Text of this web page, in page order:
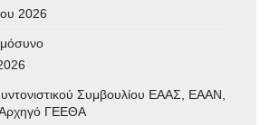
2026
Συμβουλίου ΕΑΑΣ, ΕΑΑΝ,
ΓΕΕΘΑ